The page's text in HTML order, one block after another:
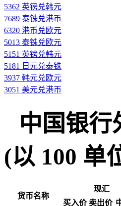
5362 英镑兑韩元
7689 泰铢兑港币
6320 港币兑欧元
5013 泰铢兑欧元
5151 英镑兑韩元
5181 日元兑泰铢
3937 韩元兑欧元
3051 美元兑港币
中国银行
(以 100 单
货币名称
现汇
买入价 卖出价